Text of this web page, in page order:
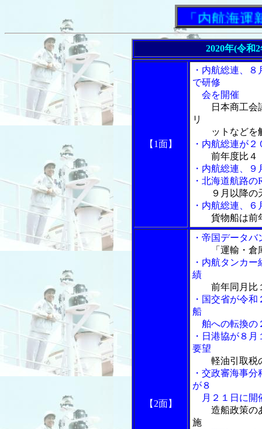
「内航海運新
2020年(令和
【1面】
・内航総連、
で研修
会を開催
日本商工会
リ
ットなどを
・内航総連が
前年度比４
・内航総連、
・北海道航路
９月以降の
・内航総連、
貨物船は前
【2面】
・帝国データ
「運輸・
・内航タンカ
績
前年同月比
・国交省が令
船
舶への転換の
・日港協が８
要望
軽油引取税
・交政審海事
が８
月２１日に開
造船政策の
施